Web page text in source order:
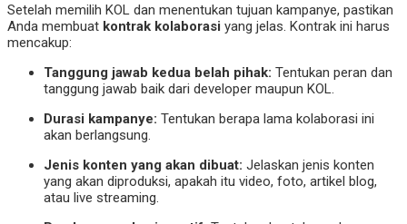
Setelah memilih KOL dan menentukan tujuan kampanye, pastikan
Anda membuat kontrak kolaborasi yang jelas. Kontrak ini harus
mencakup:
Tanggung jawab kedua belah pihak: Tentukan peran dan
tanggung jawab baik dari developer maupun KOL.
Durasi kampanye: Tentukan berapa lama kolaborasi ini
akan berlangsung.
Jenis konten yang akan dibuat: Jelaskan jenis konten
yang akan diproduksi, apakah itu video, foto, artikel blog,
atau live streaming.